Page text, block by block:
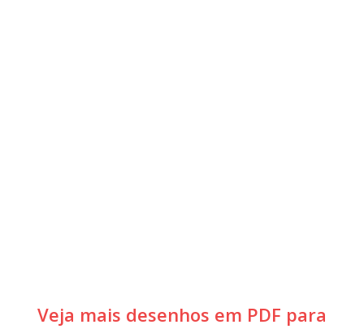
Veja mais desenhos em PDF para